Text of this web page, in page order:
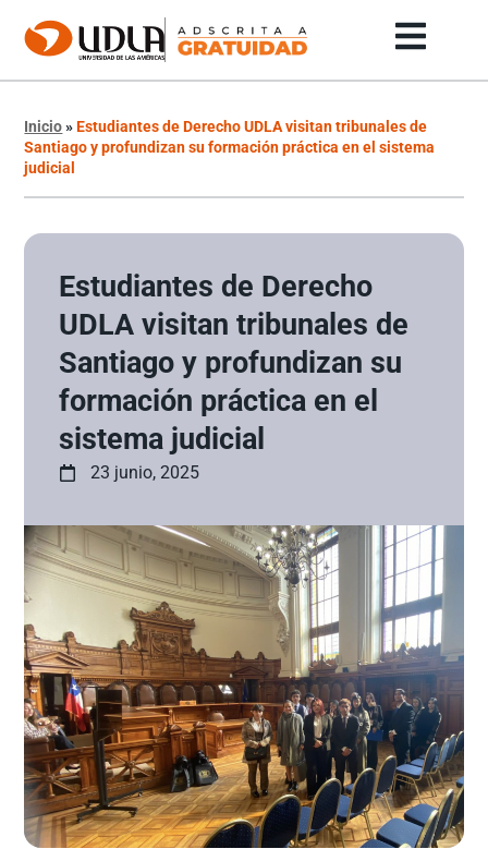
Inicio»Estudiantes de Derecho UDLA visitan tribunales de
Santiago y profundizan su formación práctica en el sistema
judicial
Estudiantes de Derecho
UDLA visitan tribunales de
Santiago y profundizan su
formación práctica en el
sistema judicial
23 junio, 2025